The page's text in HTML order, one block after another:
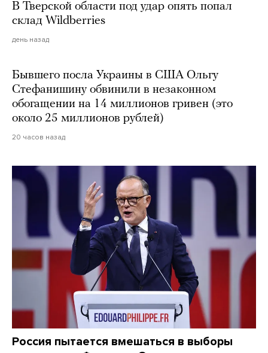
В Тверской области под удар опять попал
склад Wildberries
день назад
Бывшего посла Украины в США Ольгу
Стефанишину обвинили в незаконном
обогащении на 14 миллионов гривен (это
около 25 миллионов рублей)
20 часов назад
Россия пытается вмешаться в выборы